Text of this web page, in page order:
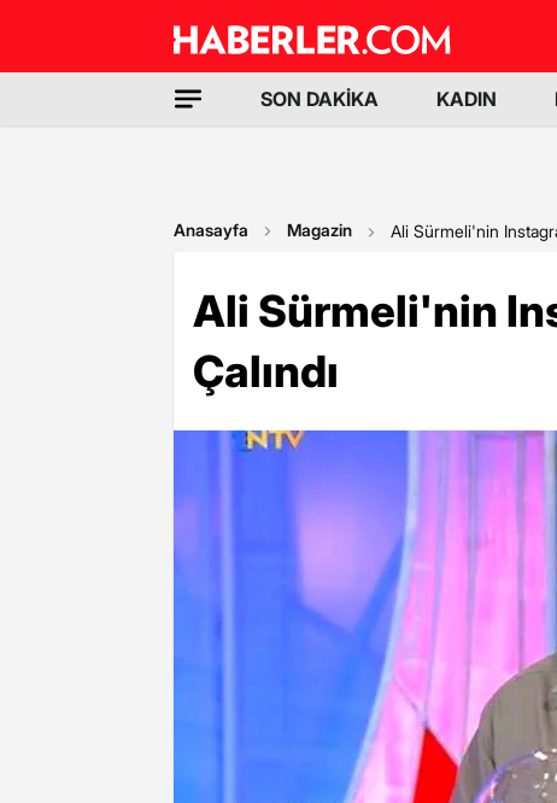
SON DAKİKA KADIN
Anasayfa Magazin Ali Sürmeli'nin
Ali Sürmeli'nin
Çalındı